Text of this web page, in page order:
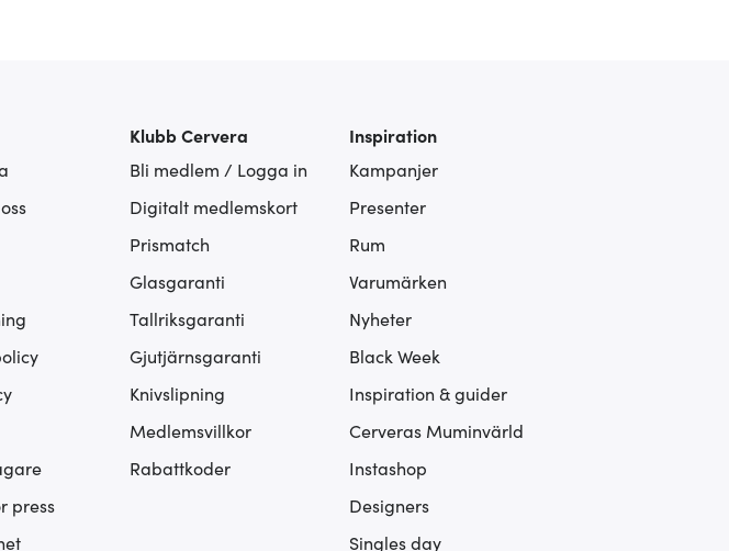
press
Klubb Cervera
Bli medlem / Logga in
Digitalt medlemskort
Prismatch
Glasgaranti
Tallriksgaranti
Gjutjärnsgaranti
Knivslipning
Medlemsvillkor
Rabattkoder
Inspiration
Kampanjer
Presenter
Rum
Varumärken
Nyheter
Black Week
Inspiration & guider
Cerveras Muminvärld
Instashop
Designers
Singles day